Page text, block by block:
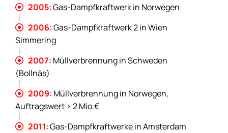
 2005:Gas-Dampfkraftwerk in Norwegen
 2006:Gas-Dampfkraftwerk 2 in Wien
Simmering
 2007: Müllverbrennung in Schweden
(Bollnäs)
 2009: Müllverbrennung in Norwegen,
Auftragswert > 2 Mio.€
 2011:Gas-Dampfkraftwerke in Amsterdam